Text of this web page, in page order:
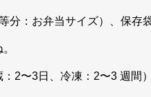
分：お弁当サイズ）、保存
2〜3日、冷凍：2〜3 週間）